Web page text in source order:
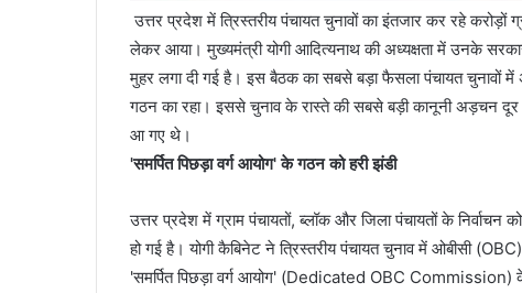
उत्तर प्रदेश में त्रिस्तरीय पंचायत चुनावों का इंतजार कर रहे करोड़ों
लेकर आया। मुख्यमंत्री योगी आदित्यनाथ की अध्यक्षता में उनके
मुहर लगा दी गई है। इस बैठक का सबसे बड़ा फैसला पंचायत चुनावों
गठन का रहा। इससे चुनाव के रास्ते की सबसे बड़ी कानूनी अड़चन दूर
आ गए थे।
'समर्पित पिछड़ा वर्ग आयोग' के गठन को हरी झंडी
उत्तर प्रदेश में ग्राम पंचायतों, ब्लॉक और जिला पंचायतों के
हो गई है। योगी कैबिनेट ने त्रिस्तरीय पंचायत चुनाव में ओबीसी
'समर्पित पिछड़ा वर्ग आयोग' (Dedicated OBC Commission)